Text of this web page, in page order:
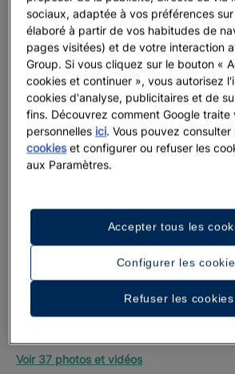
Voir 37 photos et vidéos
sociaux, adaptée à vos préférences
élaboré à partir de vos habitudes de
pages visitées) et de votre interaction
Group. Si vous cliquez sur le bouton «
cookies et continuer », vous autorisez
cookies d'analyse, publicitaires et de
fins. Découvrez comment Google traite
personnelles ici. Vous pouvez consulter
cookies et configurer ou refuser les
aux Paramètres.
Configurer les
Refuser les cookies
Accepter tous les